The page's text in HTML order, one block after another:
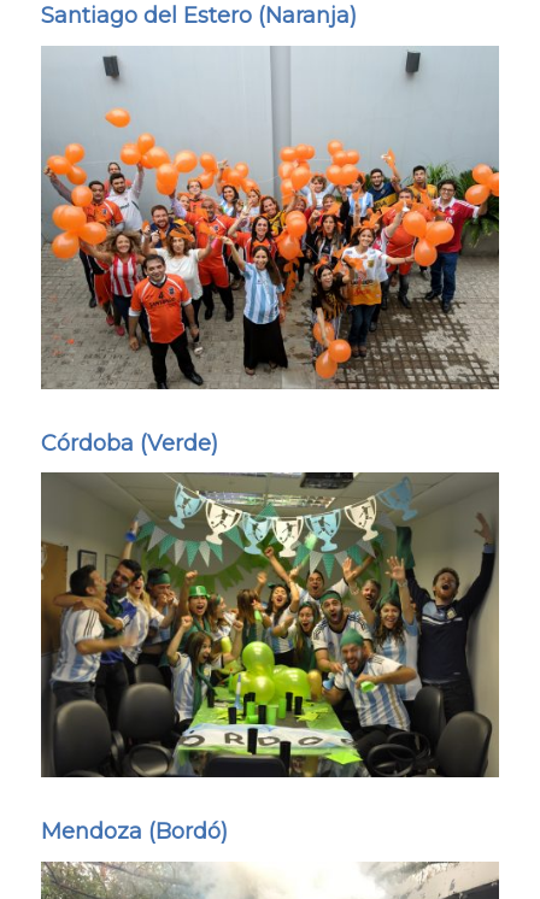
Santiago del Estero (Naranja)
Córdoba (Verde)
Mendoza (Bordó)